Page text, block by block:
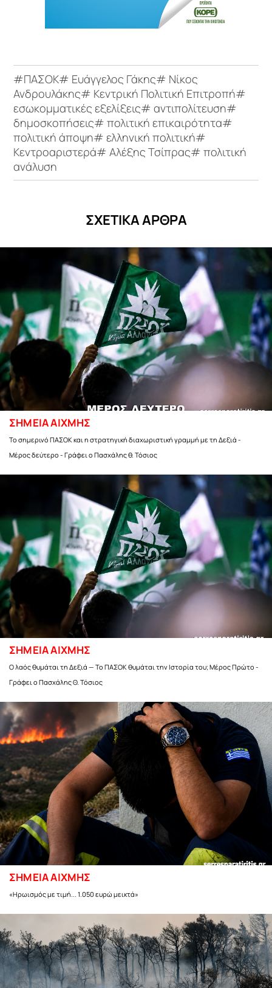
#ΠΑΣΟΚ# Ευάγγελος Γάκης# Νίκος
Ανδρουλάκης# Κεντρική Πολιτική Επιτροπή#
εσωκομματικές εξελίξεις# αντιπολίτευση#
δημοσκοπήσεις# πολιτική επικαιρότητα#
πολιτική άποψη# ελληνική πολιτική#
Κεντροαριστερά# Αλέξης Τσίπρας# πολιτική
ανάλυση
ΣΧΕΤΙΚΑ ΑΡΘΡΑ
ΣΗΜΕΙΑ ΑΙΧΜΗΣ
Το σημερινό ΠΑΣΟΚ και η στρατηγική διαχωριστική γραμμή με τη Δεξιά -
Μέρος δεύτερο - Γράφει ο Πασχάλης θ. Τόσιος
ΣΗΜΕΙΑ ΑΙΧΜΗΣ
Ο λαός θυμάται τη Δεξιά — Το ΠΑΣΟΚ θυμάται την Ιστορία του; Μέρος Πρώτο -
Γράφει ο Πασχάλης Θ. Τόσιος
ΣΗΜΕΙΑ ΑΙΧΜΗΣ
«Ηρωισμός με τιμή... 1.050 ευρώ μεικτά»